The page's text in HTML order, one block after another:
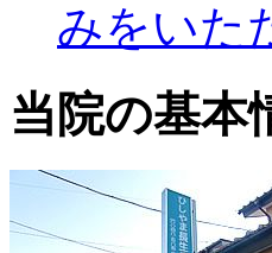
みをいた
当院の基本